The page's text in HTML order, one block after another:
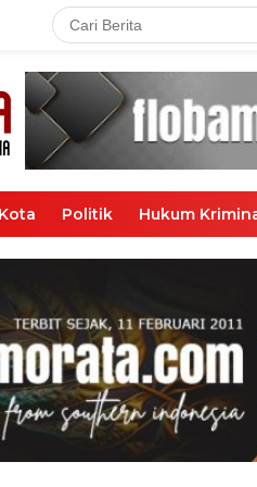
Politik Hukum